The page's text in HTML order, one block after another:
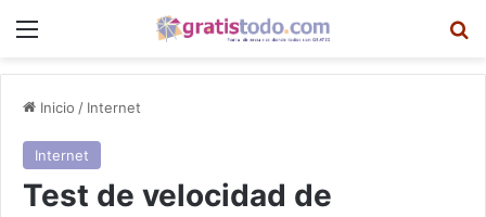
Menú
Inicio / Internet
Internet
Test de velocidad de